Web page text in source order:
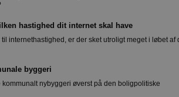
hastighed dit internet skal have
internethastighed, er der sket utroligt meget i løbet af
byggeri
nybyggeri øverst på den boligpolitiske